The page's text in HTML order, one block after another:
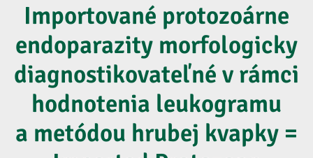
Importované protozoárne
endoparazity morfologicky
diagnostikovateľné v rámci
hodnotenia leukogramu
a metódou hrubej kvapky =